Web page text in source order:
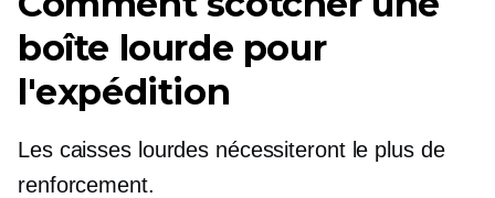
boîte lourde pour
l'expédition
Les caisses lourdes nécessiteront le plus de
renforcement.